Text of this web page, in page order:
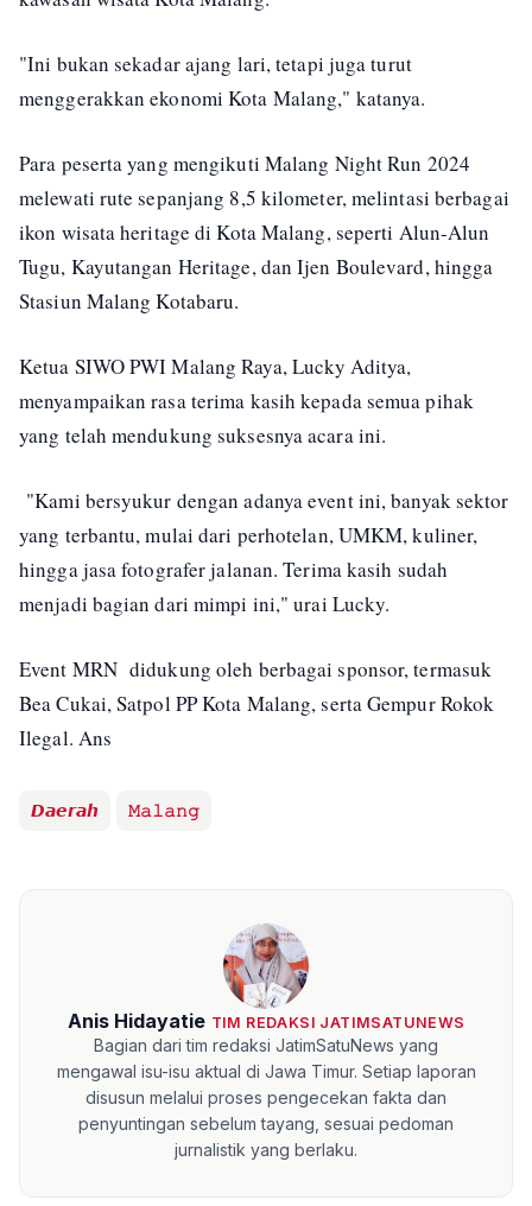
"Ini bukan sekadar ajang lari, tetapi juga turut
menggerakkan ekonomi Kota Malang," katanya.
Para peserta yang mengikuti Malang Night Run 2024
melewati rute sepanjang 8,5 kilometer, melintasi berbagai
ikon wisata heritage di Kota Malang, seperti Alun-Alun
Tugu, Kayutangan Heritage, dan Ijen Boulevard, hingga
Stasiun Malang Kotabaru.
Ketua SIWO PWI Malang Raya, Lucky Aditya,
menyampaikan rasa terima kasih kepada semua pihak
yang telah mendukung suksesnya acara ini.
"Kami bersyukur dengan adanya event ini, banyak sektor
yang terbantu, mulai dari perhotelan, UMKM, kuliner,
hingga jasa fotografer jalanan. Terima kasih sudah
menjadi bagian dari mimpi ini," urai Lucky.
Event MRN didukung oleh berbagai sponsor, termasuk
Bea Cukai, Satpol PP Kota Malang, serta Gempur Rokok
Ilegal. Ans
𝘿𝙖𝙚𝙧𝙖𝙝 𝙼𝚊𝚕𝚊𝚗𝚐
Anis Hidayatie TIM REDAKSI JATIMSATUNEWS
Bagian dari tim redaksi JatimSatuNews yang
mengawal isu-isu aktual di Jawa Timur. Setiap laporan
disusun melalui proses pengecekan fakta dan
penyuntingan sebelum tayang, sesuai pedoman
jurnalistik yang berlaku.